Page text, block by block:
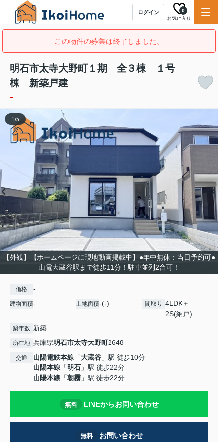
ログイン
お気に入り
0
この物件の募集は終了しました。
明石市太寺大野町１期 全３棟 １号
棟 新築戸建
-
【外観】【ホームページに現地動画掲載中】●年中無休：当日予約可●
山電大蔵谷駅まで徒歩11分！駐車並列2台可！
1/5
価格 -
建物面積- 土地面積-(-) 間取り
4LDK＋
2S(納戸)
築年数 新築
所在地 兵庫県明石市太寺大野町2648
交通 山陽電鉄本線 「大蔵谷 」駅 徒歩10分
山陽本線 「明石 」駅 徒歩22分
山陽本線 「朝霧 」駅 徒歩22分
無料 LINEからお問い合わせ
無料 お問い合わせ